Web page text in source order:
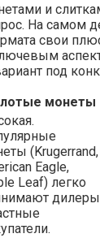
и
На самом
свои
под
монеты
(Krugerrand,
Eagle,
Leaf) легко
дилеры